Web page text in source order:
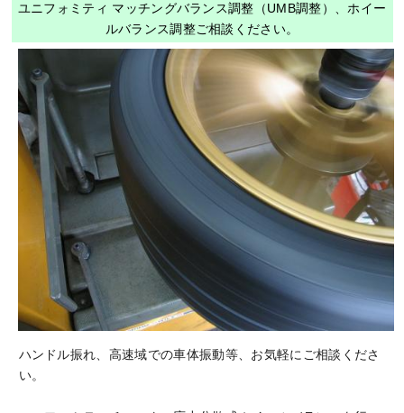
ユニフォミティ マッチングバランス調整（UMB調整）、ホイー
ルバランス調整ご相談ください。
ハンドル振れ、高速域での車体振動等、お気軽にご相談くださ
い。